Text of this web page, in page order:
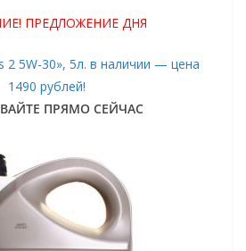
ПРЕДЛОЖЕНИЕ ДНЯ
2 5W-30», 5л. в наличии — цена
1490 рублей!
ПРЯМО СЕЙЧАС